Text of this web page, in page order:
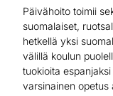
Päivähoito toimii
suomalaiset,
hetkellä yksi
välillä koulun
tuokioita
varsinainen opetus